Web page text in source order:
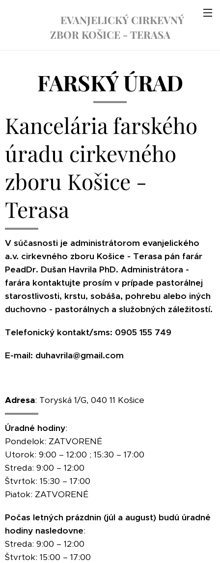
EVANJELICKÝ CIRKEVNÝ
ZBOR KOŠICE - TERASA
FARSKÝ ÚRAD
Kancelária farského
úradu cirkevného
zboru Košice -
Terasa
V súčasnosti je administrátorom evanjelického
a.v. cirkevného zboru Košice - Terasa pán farár
PeadDr. Dušan Havrila PhD. Administrátora -
farára kontaktujte prosím v prípade pastorálnej
starostlivosti, krstu, sobáša, pohrebu alebo iných
duchovno - pastorálnych a služobných záležitostí.
Telefonický kontakt/sms: 0905 155 749
E-mail: duhavrila@gmail.com
Adresa: Toryská 1/G, 040 11 Košice
Úradné hodiny:
Pondelok: ZATVORENÉ
Utorok: 9:00 – 12:00 ; 15:30 – 17:00
Streda: 9:00 – 12:00
Štvrtok: 15:30 – 17:00
Piatok: ZATVORENÉ
Počas letných prázdnin (júl a august) budú úradné
hodiny nasledovne:
Streda: 9:00 – 12:00
Štvrtok: 15:00 – 17:00